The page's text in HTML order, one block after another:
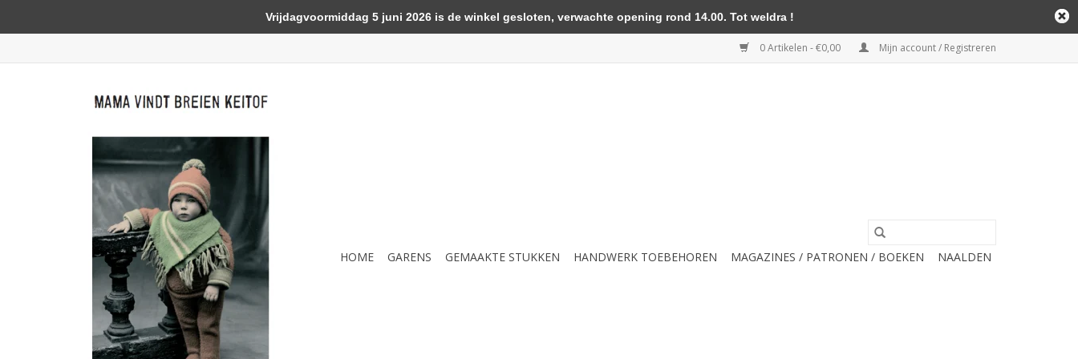
0 Artikelen - €0,00 Mijn account / Registreren
HOME GARENS GEMAAKTE STUKKEN HANDWERK TOEBEHOREN MAGAZINES / PATRONEN / BOEKEN NAALDEN
Vrijdagvoormiddag 5 juni 2026 is de winkel gesloten, verwachte opening rond 14.00. Tot weldra !